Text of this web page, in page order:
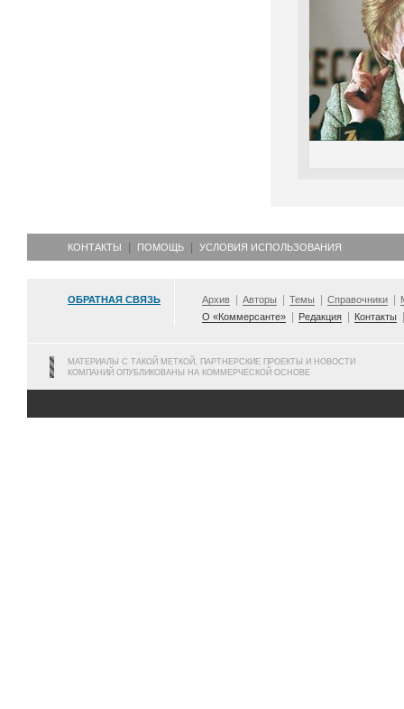
КОНТАКТЫ ПОМОЩЬ УСЛОВИЯ ИСПОЛЬЗОВАНИЯ
ОБРАТНАЯ СВЯЗЬ Архив Авторы Темы Справочники
О «Коммерсанте»
Редакция Контакты
МАТЕРИАЛЫ С ТАКОЙ МЕТКОЙ, ПАРТНЕРСКИЕ ПРОЕКТЫ И НОВОСТИ
КОМПАНИЙ ОПУБЛИКОВАНЫ НА КОММЕРЧЕСКОЙ ОСНОВЕ